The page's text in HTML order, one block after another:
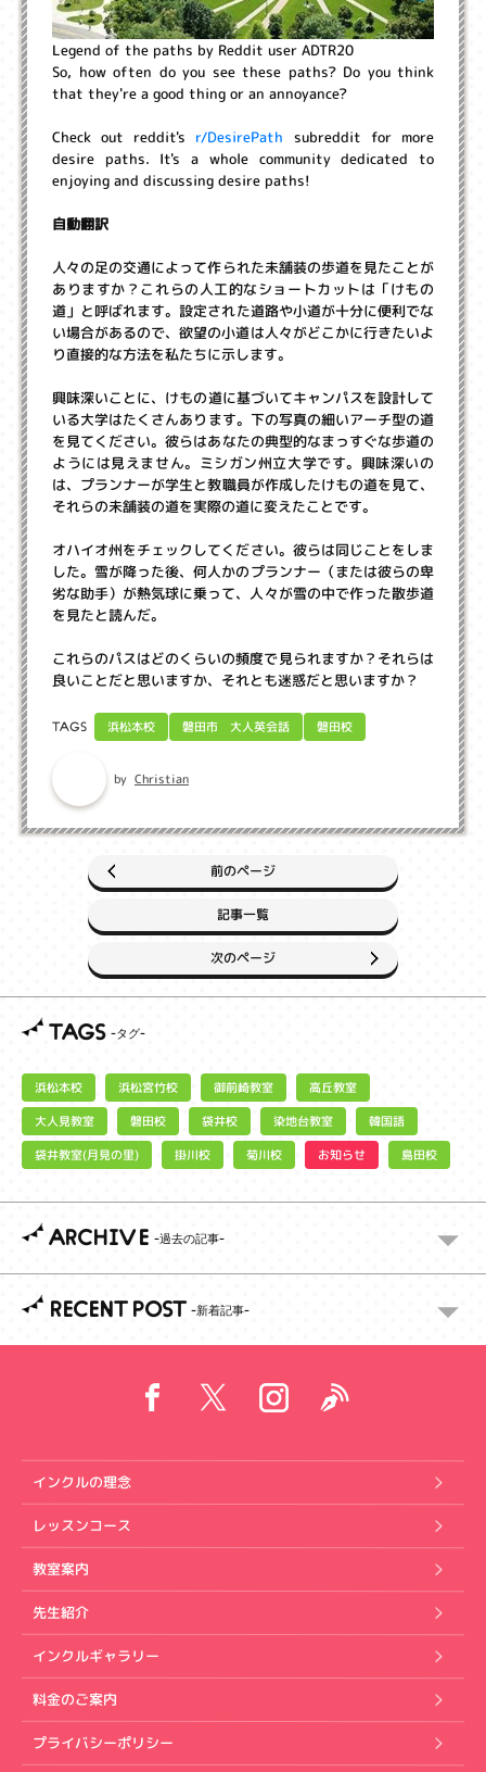
Legend of the paths by Reddit user ADTR20
So, how often do you see these paths? Do you think
that they're a good thing or an annoyance?
Check out reddit's r/DesirePath subreddit for more
desire paths. It's a whole community dedicated to
enjoying and discussing desire paths!
自動翻訳
人々の足の交通によって作られた未舗装の歩道を見たことが
ありますか？これらの人工的なショートカットは「けもの
道」と呼ばれます。設定された道路や小道が十分に便利でな
い場合があるので、欲望の小道は人々がどこかに行きたいよ
り直接的な方法を私たちに示します。
興味深いことに、けもの道に基づいてキャンパスを設計して
いる大学はたくさんあります。下の写真の細いアーチ型の道
を見てください。彼らはあなたの典型的なまっすぐな歩道の
ようには見えません。ミシガン州立大学です。興味深いの
は、プランナーが学生と教職員が作成したけもの道を見て、
それらの未舗装の道を実際の道に変えたことです。
オハイオ州をチェックしてください。彼らは同じことをしま
した。雪が降った後、何人かのプランナー（または彼らの卑
劣な助手）が熱気球に乗って、人々が雪の中で作った散歩道
を見たと読んだ。
これらのパスはどのくらいの頻度で見られますか？それらは
良いことだと思いますか、それとも迷惑だと思いますか？
TAGS 浜松本校 磐田市 大人英会話 磐田校
by Christian
前のページ
記事一覧
次のページ
TAGS
浜松本校 浜松宮竹校 御前崎教室 高丘教室
大人見教室 磐田校 袋井校 染地台教室 韓国語
袋井教室(月見の里) 掛川校 菊川校 お知らせ 島田校
ARCHIVE
RECENT POST
インクルの理念
レッスンコース
教室案内
先生紹介
インクルギャラリー
料金のご案内
プライバシーポリシー